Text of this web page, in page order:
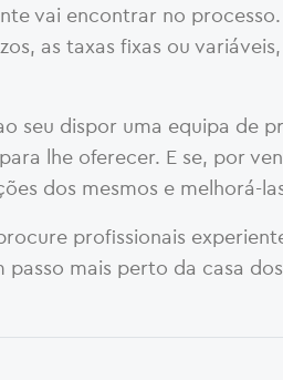
vai encontrar no
as taxas fixas ou
seu dispor uma equipa de
lhe oferecer. E se, por
dos mesmos e melhorá-
profissionais
passo mais perto da casa